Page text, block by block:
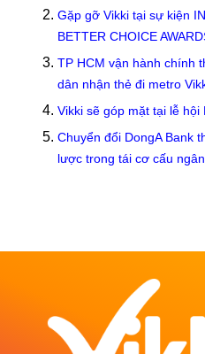
Gặp gỡ Vikki tại sự kiện
BETTER CHOICE
TP HCM vận hành chính
dân nhận thẻ đi metro
Vikki sẽ góp mặt tại lễ
Chuyển đổi DongA Bank
lược trong tái cơ cấu